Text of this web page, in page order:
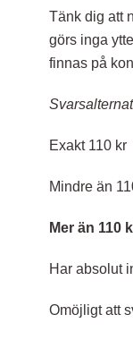
Tänk dig att
görs inga
finnas på
Exakt 110 kr
Mindre än
Mer än 110
Har absolut
Omöjligt att